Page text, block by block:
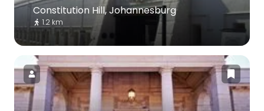
Constitution Hill, Johannesburg
1.2 km